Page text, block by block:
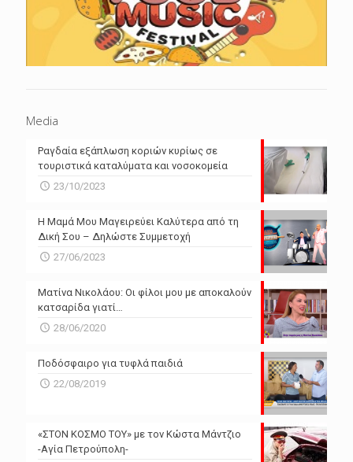
Media
Ραγδαία εξάπλωση κοριών κυρίως σε
τουριστικά καταλύματα και νοσοκομεία
23/10/2023
Η Μαμά Μου Μαγειρεύει Καλύτερα από τη
Δική Σου – Δηλώστε Συμμετοχή
27/06/2023
Ματίνα Νικολάου: Οι φίλοι μου με αποκαλούν
κατσαρίδα γιατί…
28/06/2020
Ποδόσφαιρο για τυφλά παιδιά
22/08/2019
«ΣΤΟΝ ΚΟΣΜΟ ΤΟΥ» με τον Κώστα Μάντζιο
-Αγία Πετρούπολη-